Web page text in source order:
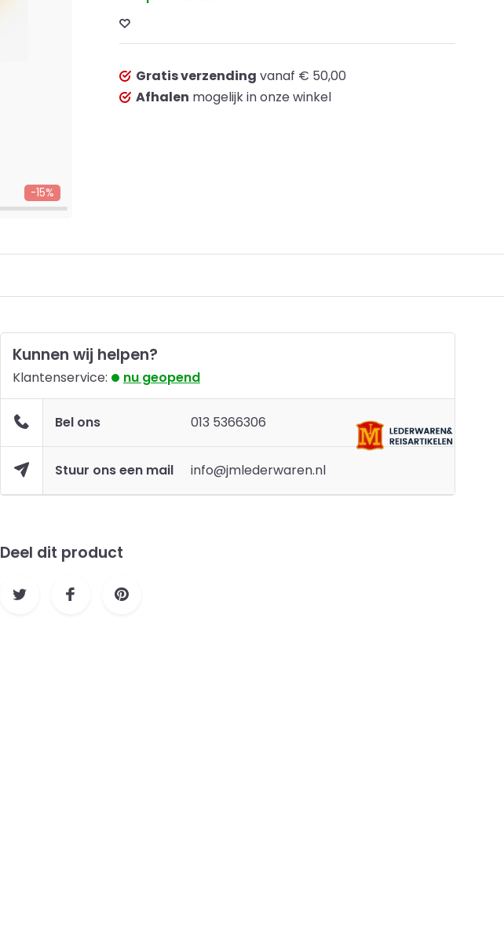
-15%
Gratis verzending vanaf € 50,00
Afhalen mogelijk in onze winkel
Kunnen wij helpen?
Klantenservice: nu geopend
Bel ons 013 5366306
Stuur ons een mail info@jmlederwaren.nl
Deel dit product